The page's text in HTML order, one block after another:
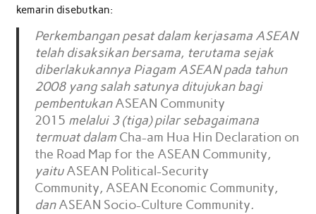
kemarin disebutkan:
Perkembangan pesat dalam kerjasama ASEAN
telah disaksikan bersama, terutama sejak
diberlakukannya Piagam ASEAN pada tahun
2008 yang salah satunya ditujukan bagi
pembentukanASEAN Community
2015 melalui 3 (tiga) pilar sebagaimana
termuat dalamCha-am Hua Hin Declaration on
the Road Map for the ASEAN Community,
yaituASEAN Political-Security
Community, ASEAN Economic Community,
danASEAN Socio-Culture Community.